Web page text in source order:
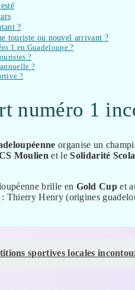
?
touriste ou nouvel arrivant ?
1 en Guadeloupe ?
?
?
?
numéro 1
organise un
Moulien et leSolidarité
brille en Gold Cup et
Thierry Henry (origines
sportives locales